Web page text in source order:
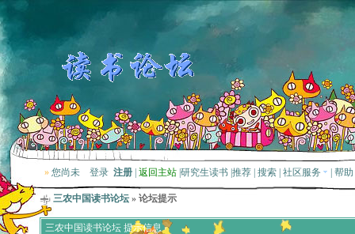
» 您尚未 登录 注册 返回主站 研究生读书 推荐 搜索 社区服务 帮助
三农中国读书论坛 » 论坛提示
三农中国读书论坛 提示信息